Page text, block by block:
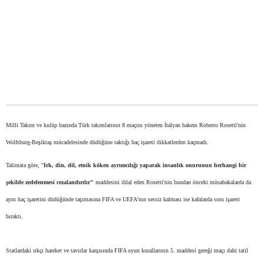
Milli Takım ve kulüp bazında Türk takımlarının 8 maçını yöneten İtalyan hakem Roberto Rosetti'nin
Wolfsburg-Beşiktaş mücadelesinde düdüğüne taktığı haç işareti dikkatlerden kaçmadı.
Talimata göre, "Irk, din, dil, etnik köken ayrımcılığı yaparak insanlık onurunun herhangi bir
şekilde zedelenmesi cezalandırılır" maddesini ihlal eden Rosetti'nin bundan önceki müsabakalarda da
aynı haç işaretini düdüğünde taşımasına FIFA ve UEFA'nın sessiz kalması ise kafalarda soru işareti
bıraktı.
Statlardaki ırkçı hareket ve tavırlar karşısında FIFA oyun kurallarının 5. maddesi gereği maçı dahi tatil